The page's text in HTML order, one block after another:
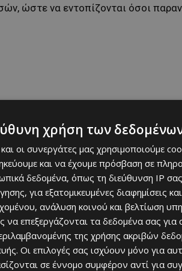
ώστε να εντοπίζονται όσοι
ετοιμότητας των αρμόδιων
περιορίστηκε να σημειώσει
επίπεδο της πρόληψης.
οχημάτων σε στρατηγικά
χρήση των
και οι συνεργάτες μας χρησιμοποιούμε
και να έχουμε πρόσβαση σε
δεδομένα, όπως τη διεύθυνση IP
για εξατομικευμένες διαφημίσεις
ανάλυση κοινού και βελτίωση
να επεξεργάζονται τα δεδομένα σας
της χρήσης ακριβών
Οι επιλογές σας ισχύουν μόνο για
σε έννομο συμφέρον αντί για